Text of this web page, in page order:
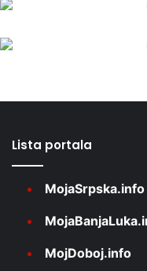
Lista portala
MojaSrpska.info
MojDoboj.info